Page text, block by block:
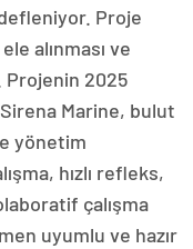
Proje
alınması ve
Projenin 2025
Marine, bulut
yönetim
hızlı refleks,
çalışma
uyumlu ve hazır